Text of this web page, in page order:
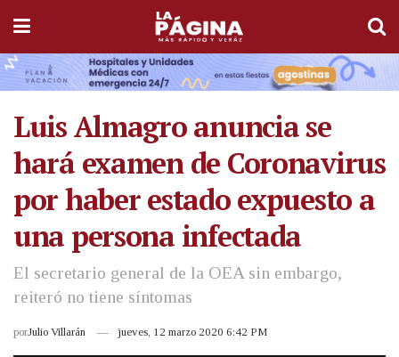
Luis Almagro anuncia se
hará examen de Coronavirus
por haber estado expuesto a
una persona infectada
El secretario general de la OEA sin embargo,
reiteró no tiene síntomas
porJulio Villarán jueves, 12 marzo 2020 6:42 PM